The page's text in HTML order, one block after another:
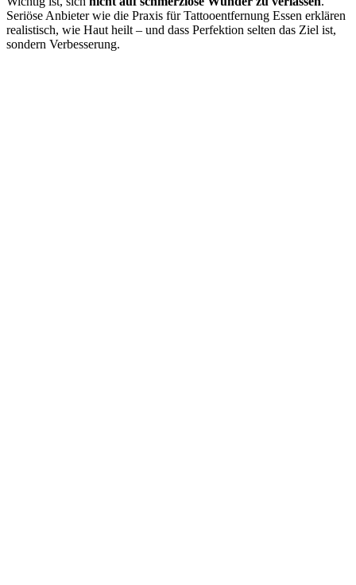
Seriöse Anbieter wie die Praxis für Tattooentfernung Essen erklären
realistisch, wie Haut heilt – und dass Perfektion selten das Ziel ist,
sondern Verbesserung.